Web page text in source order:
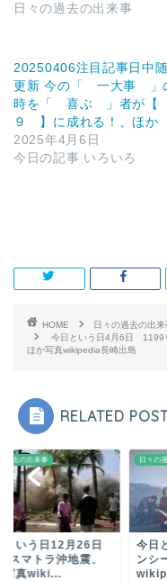
日々の過去の出来事
20250406注目記事日中
更新 今の「 一大事 」
時を「 喜ぶ 」者が【
９ 】に成れる！、ほか
2025年4月6日
今日の記事 いろいろ
HOME
日々の過去の出来
今日という日4月6日 1199
ほか写真wikipedia長崎出島
RELATED
過去の出来事
という日12月26日
スマトラ沖地震、
写真wiki...
日々の
今日
ンシ